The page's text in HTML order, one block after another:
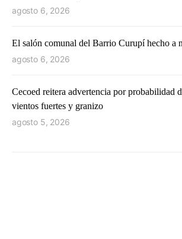
agosto 6, 2026
El salón comunal del Barrio Curupí hecho a
agosto 6, 2026
Cecoed reitera advertencia por probabilidad
vientos fuertes y granizo
agosto 5, 2026